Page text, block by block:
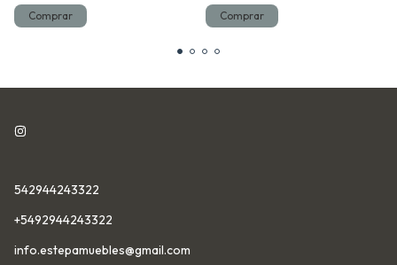
Comprar Comprar
542944243322
+5492944243322
info.estepamuebles@gmail.com